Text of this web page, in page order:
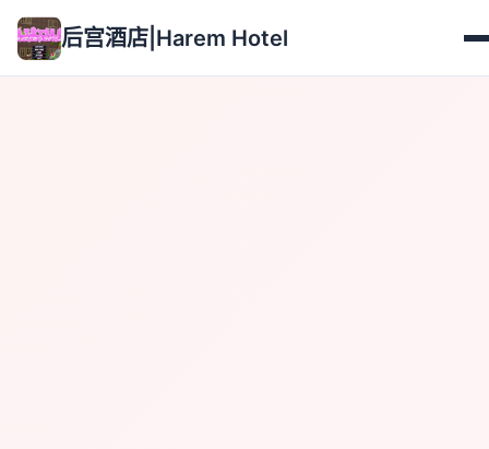
后宫酒店|Harem Hotel